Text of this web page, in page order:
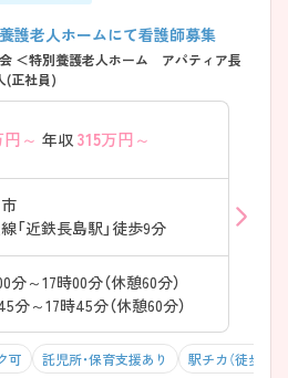
護老人ホームにて看護師募集
＜特別養護老人ホーム アパティア長
(正社員)
円～ 年収 315万円～
「近鉄長島駅」徒歩9分
分～17時00分（休憩60分）
分～17時45分（休憩60分）
可 託児所・保育支援あり 駅チカ（徒歩10